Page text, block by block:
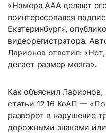
«Номера ААА делают
поинтересовался
Екатеринбург»,
видеорегистратора.
Ларионов ответил:
делает размер мозга».
Как объяснил
статьи 12.16 КоАП —
разворот в нарушение
дорожными знаками